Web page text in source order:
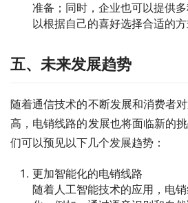
准备；同时，企业也可以提供
以根据自己的喜好选择合适的方
五、未来发展趋势
随着通信技术的不断发展和消费者
高，电销线路的发展也将面临新的
们可以预见以下几个发展趋势：
更加智能化的电销线路
随着人工智能技术的应用，电